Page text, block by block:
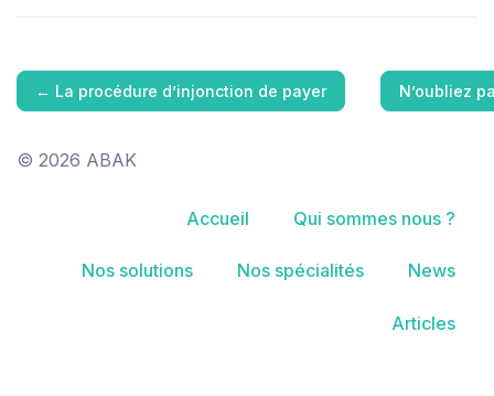
← La procédure d’injonction de payer N’oubliez
© 2026 ABAK
Accueil Qui sommes nous ?
Nos solutions Nos spécialités News
Articles